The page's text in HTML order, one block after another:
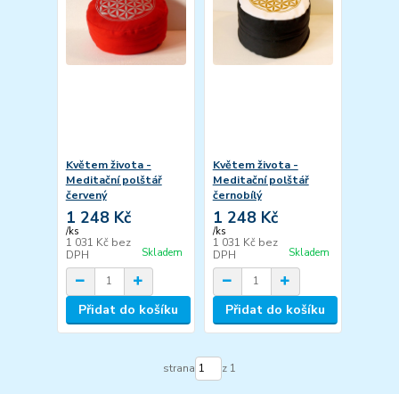
Květem života -
Meditační polštář
červený
1 248 Kč
/ks
1 031 Kč bez
DPH
Skladem
Přidat do košíku
Květem života -
Meditační polštář
černobílý
1 248 Kč
/ks
1 031 Kč bez
DPH
Skladem
Přidat do košíku
strana z 1